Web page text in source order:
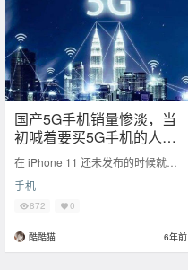
国产5G手机销量惨淡，当
初喊着要买5G手机的人都
去买iPhone11了？
在 iPhone 11 还未发布的时候就被
的不行，几乎每一篇关于 iPhone
手机
872 0
酷酷猫 6年前